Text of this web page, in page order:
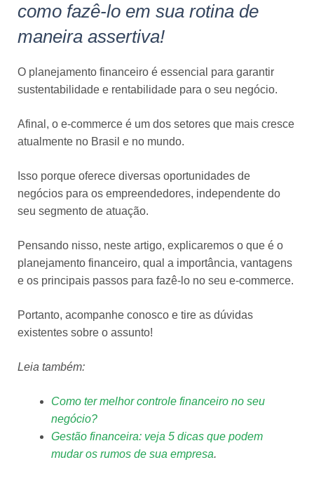
como fazê-lo em sua rotina de
maneira assertiva!
O planejamento financeiro é essencial para garantir
sustentabilidade e rentabilidade para o seu negócio.
Afinal, o e-commerce é um dos setores que mais cresce
atualmente no Brasil e no mundo.
Isso porque oferece diversas oportunidades de
negócios para os empreendedores, independente do
seu segmento de atuação.
Pensando nisso, neste artigo, explicaremos o que é o
planejamento financeiro, qual a importância, vantagens
e os principais passos para fazê-lo no seu e-commerce.
Portanto, acompanhe conosco e tire as dúvidas
existentes sobre o assunto!
Leia também:
Como ter melhor controle financeiro no seu
negócio?
Gestão financeira: veja 5 dicas que podem
mudar os rumos de sua empresa.